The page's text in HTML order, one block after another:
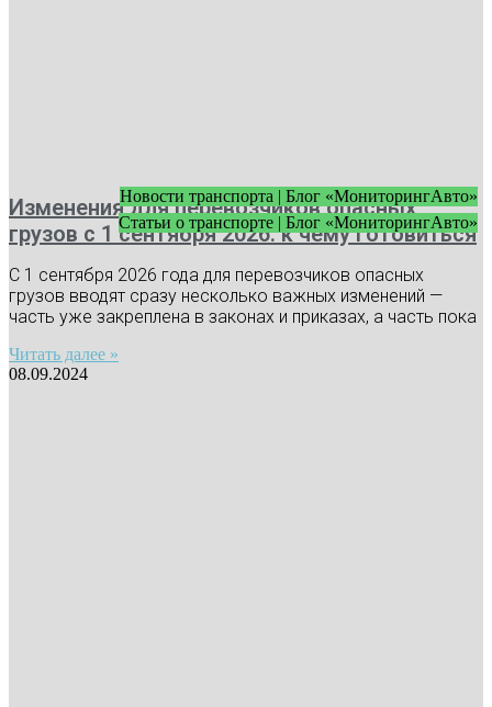
Новости транспорта | Блог «МониторингАвто»
Статьи о транспорте | Блог «МониторингАвто»
Изменения для перевозчиков опасных
грузов с 1 сентября 2026: к чему готовиться
С 1 сентября 2026 года для перевозчиков опасных
грузов вводят сразу несколько важных изменений —
часть уже закреплена в законах и приказах, а часть пока
Читать далее »
08.09.2024